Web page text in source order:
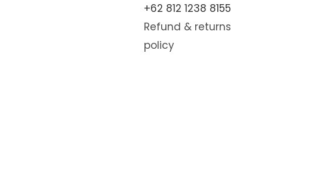
+62 812 1238 8155
Refund & returns
policy